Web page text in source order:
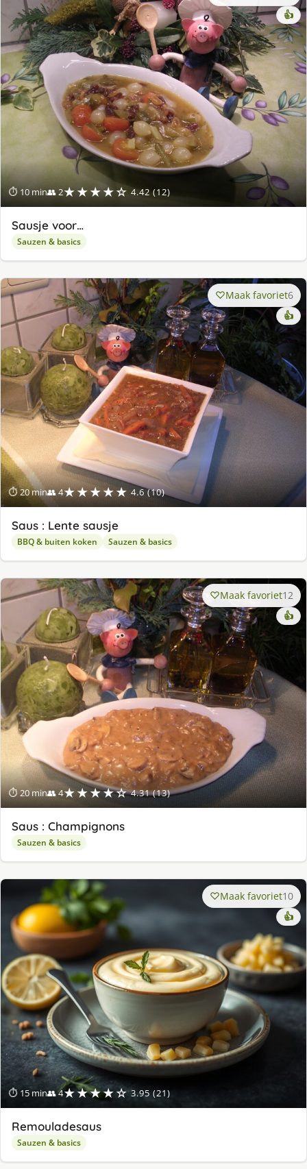
⏱ 10 min👥 2★★★★☆ 4.42 (12)
👍
Sausje voor…
Sauzen & basics
⏱ 20 min👥 4★★★★★ 4.6 (10)
Maak favoriet6
👍
Saus : Lente sausje
BBQ & buiten koken Sauzen & basics
⏱ 20 min👥 4★★★★☆ 4.31 (13)
Maak favoriet12
👍
Saus : Champignons
Sauzen & basics
⏱ 15 min👥 4★★★★☆ 3.95 (21)
Maak favoriet10
👍
Remouladesaus
Sauzen & basics